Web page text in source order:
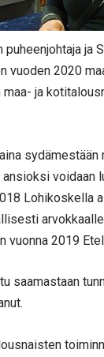
ja
vuoden 2020
maa- ja
Lohikoskella
2019
saamastaan